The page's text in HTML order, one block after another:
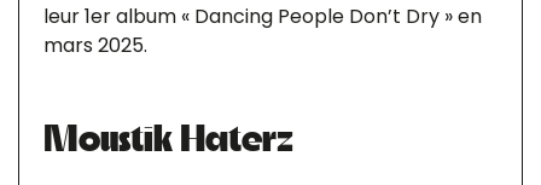
leur 1er album « Dancing People Don’t Dry » en
mars 2025.
Moustik Haterz